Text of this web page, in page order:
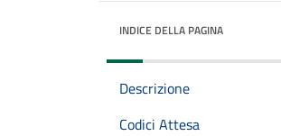
INDICE DELLA PAGINA
Descrizione
Codici Attesa